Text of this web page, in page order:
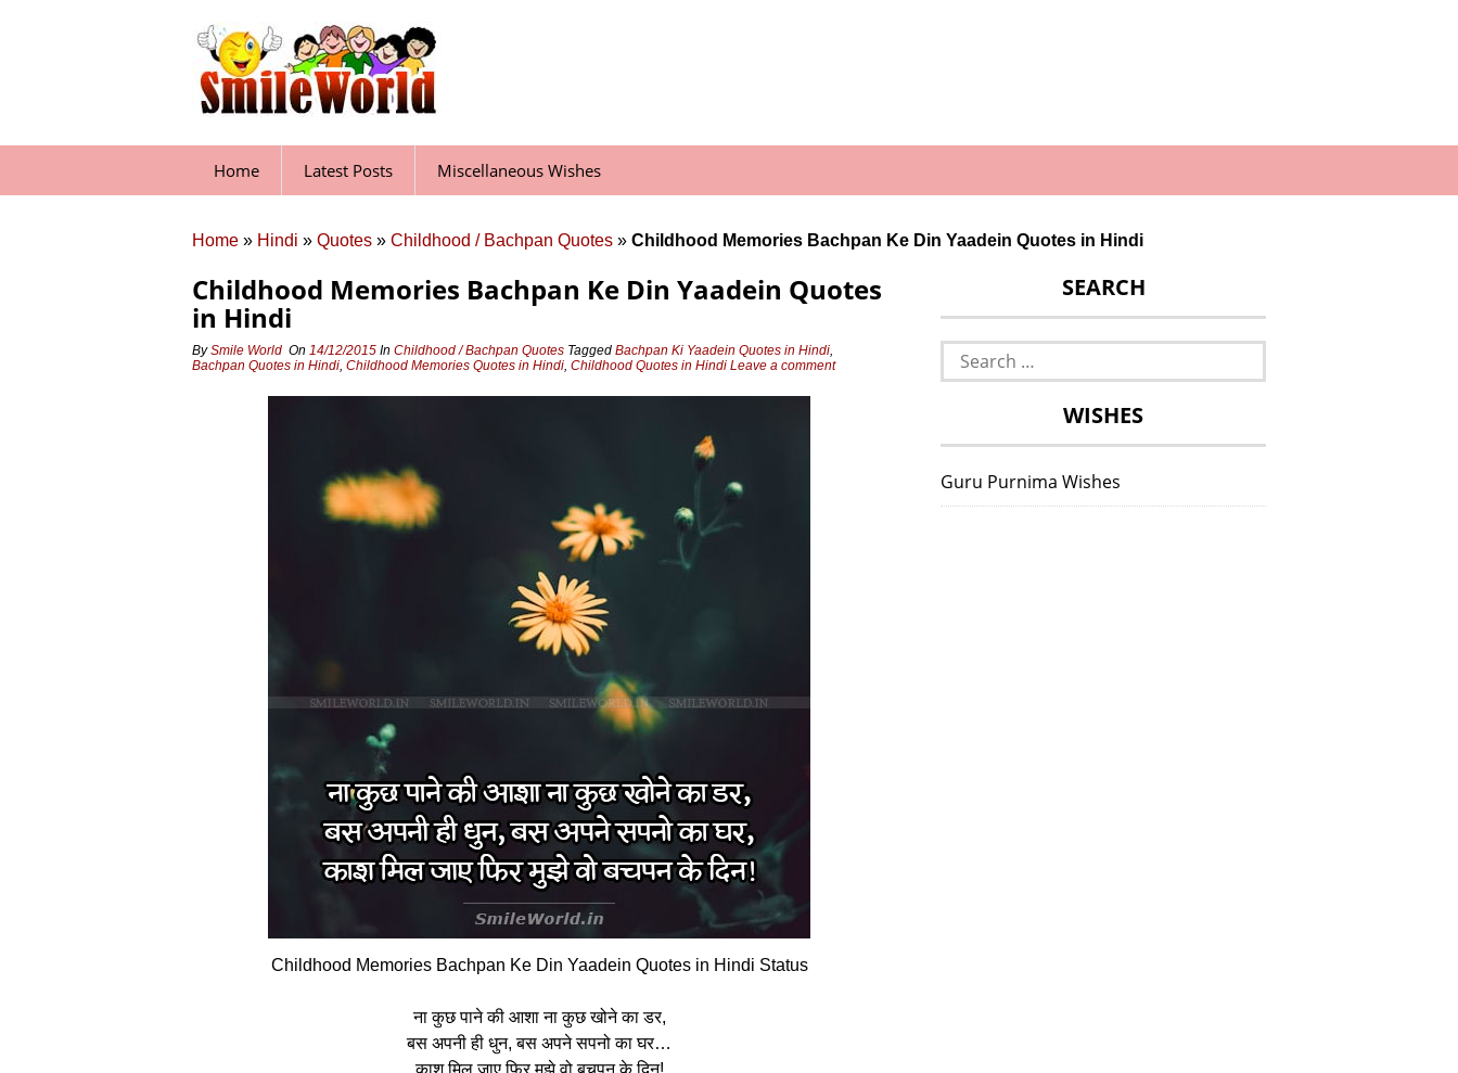
Home Latest Posts Miscellaneous Wishes
Home » Hindi » Quotes » Childhood / Bachpan Quotes » Childhood Memories Bachpan Ke Din Yaadein Quotes in Hindi
Childhood Memories Bachpan Ke Din Yaadein Quotes
in Hindi
BySmile World On 14/12/2015 In Childhood / Bachpan Quotes Tagged Bachpan Ki Yaadein Quotes in Hindi,
Bachpan Quotes in Hindi, Childhood Memories Quotes in Hindi, Childhood Quotes in Hindi Leave a comment
Childhood Memories Bachpan Ke Din Yaadein Quotes in Hindi Status
ना कुछ पाने की आशा ना कुछ खोने का डर,
बस अपनी ही धुन, बस अपने सपनो का घर…
काश मिल जाए फिर मुझे वो बचपन के दिन!
SEARCH
Search
for:
WISHES
Guru Purnima Wishes